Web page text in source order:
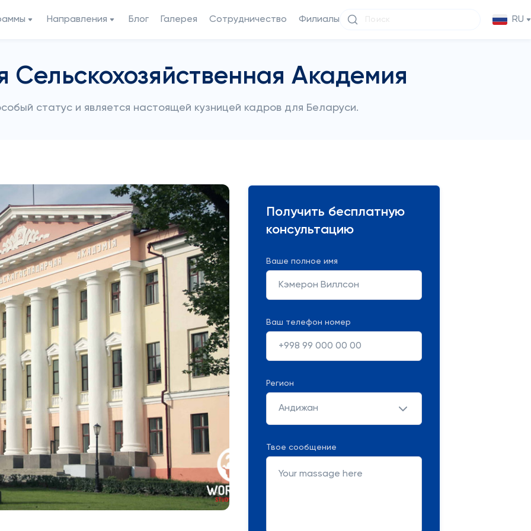
Направления Блог Галерея Сотрудничество Филиалы RU
Сельскохозяйственная Академия
статус и является настоящей кузницей кадров для Беларуси.
Получить бесплатную
консультацию
Ваше полное имя
Ваш телефон номер
Регион
Андижан
Твое сообщение